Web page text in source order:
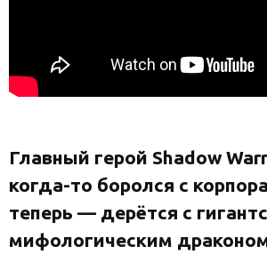
Главный герой Shadow
когда-то боролся с
теперь — дерётся с
мифологическим